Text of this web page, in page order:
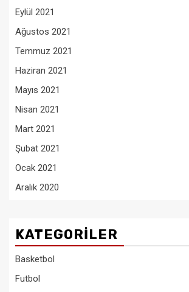
Eylül 2021
Ağustos 2021
Temmuz 2021
Haziran 2021
Mayıs 2021
Nisan 2021
Mart 2021
Şubat 2021
Ocak 2021
Aralık 2020
KATEGORILER
Basketbol
Futbol